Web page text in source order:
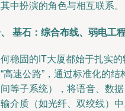
中扮演的角色与相互联系。
基石：综合布线、弱电工
稳固的IT大厦都始于扎实
高速公路”，通过标准化的
等子系统），将语音、数
介质（如光纤、双绞线）